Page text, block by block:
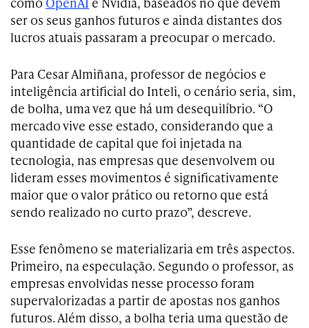
ser os seus ganhos futuros e ainda distantes dos
lucros atuais passaram a preocupar o mercado.
Para Cesar Almiñana, professor de negócios e
inteligência artificial do Inteli, o cenário seria, sim,
de bolha, uma vez que há um desequilíbrio. “O
mercado vive esse estado, considerando que a
quantidade de capital que foi injetada na
tecnologia, nas empresas que desenvolvem ou
lideram esses movimentos é significativamente
maior que o valor prático ou retorno que está
sendo realizado no curto prazo”, descreve.
Esse fenômeno se materializaria em três aspectos.
Primeiro, na especulação. Segundo o professor, as
empresas envolvidas nesse processo foram
supervalorizadas a partir de apostas nos ganhos
futuros. Além disso, a bolha teria uma questão de